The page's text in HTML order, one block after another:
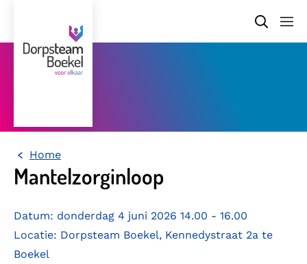
Home
Mantelzorginloop
Datum: donderdag 4 juni 2026 14.00 - 16.00
Locatie: Dorpsteam Boekel, Kennedystraat 2a te
Boekel